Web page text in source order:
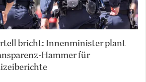
bricht: Innenminister plant
Hammer für